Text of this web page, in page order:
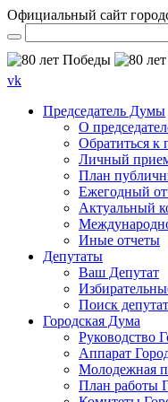
Официальный сайт
vk
Председатель Думы
О
Обратиться к
Личный
План
Ежегодный
Актуальный
Иные отчеты
Депутаты
Ваш Депутат
Поиск
Городская Дума
Руководство
Аппарат
Молодежная
План работы